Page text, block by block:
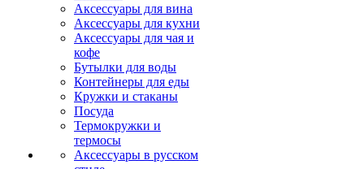
Аксессуары для вина
Аксессуары для кухни
Аксессуары для чая и
кофе
Бутылки для воды
Контейнеры для еды
Кружки и стаканы
Посуда
Термокружки и
термосы
Аксессуары в русском